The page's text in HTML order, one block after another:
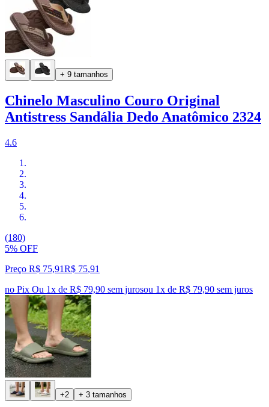
+ 9 tamanhos
Chinelo Masculino Couro Original
Antistress Sandália Dedo Anatômico 2324
4.6
(180)
5% OFF
Preço R$ 75,91R$ 75,91
no Pix Ou 1x de R$ 79,90 sem jurosou 1x de R$ 79,90 sem juros
+2 + 3 tamanhos